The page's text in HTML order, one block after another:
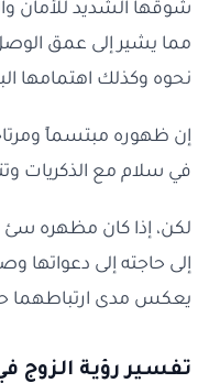
شوقها الشديد للأمان
مما يشير إلى عمق
نحوه وكذلك اهتمامها
إن ظهوره مبتسماً
في سلام مع الذكريات
لكن، إذا كان مظهره سئ
إلى حاجته إلى دعواتها
يعكس مدى ارتباطهما
تفسير رؤية الزوج